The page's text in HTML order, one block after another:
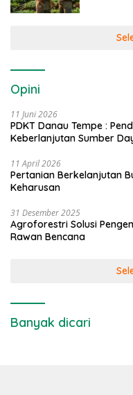
Opini
11 Juni 2026
PDKT Danau Tempe :
Keberlanjutan Sumber
11 April 2026
Pertanian Berkelanjutan
Keharusan
31 Desember 2025
Agroforestri Solusi
Rawan Bencana
Banyak dicari